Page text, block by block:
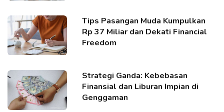
Tips Pasangan Muda Kumpulkan
Rp 37 Miliar dan Dekati Financial
Freedom
Strategi Ganda: Kebebasan
Finansial dan Liburan Impian di
Genggaman